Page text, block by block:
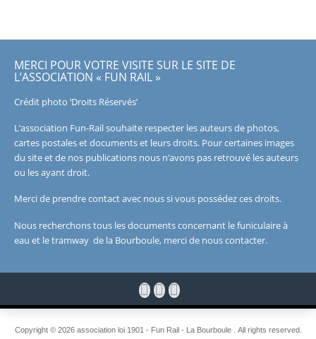
MERCI POUR VOTRE VISITE SUR LE SITE DE
L’ASSOCIATION « FUN RAIL »
Crédit photo ‘Droits Réservés’
L’association Fun-Rail souhaite respecter les auteurs de photos,
cartes postales et documents et leurs droits. Pour certaines images
du site et de nos publications nous n’avons pas retrouvé les auteurs
ou les ayant droit.
Merci de prendre contact avec nous si vous possédez ces droits.
Nous recherchons tous les documents concernant le funiculaire à
eau et le tramway de la Bourboule, merci de nous contacter.
Copyright © 2026 association loi 1901 - Fun Rail - La Bourboule . All rights reserved.